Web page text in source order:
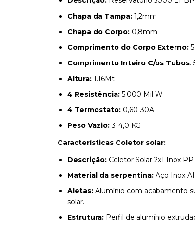
Chapa da Tampa: 1,2mm
Chapa do Corpo: 0,8mm
Comprimento do Corpo Externo:
Comprimento Inteiro C/os Tubos:
Altura: 1.16Mt
4 Resistência: 5.000 Mil W
4 Termostato: 0,60-30A
Peso Vazio:314,0 KG
Características Coletor solar:
Descrição: Coletor Solar 2x1 Inox PP
Material da serpentina: Aço Inox
Aletas: Alumínio com acabamento
solar.
Estrutura: Perfil de alumínio